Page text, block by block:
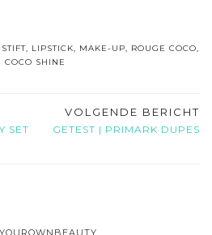
, LIPSTICK, MAKE-UP, ROUGE COCO,
COCO SHINE
SET
VOLGENDE BERICHT
GETEST | PRIMARK DUPES